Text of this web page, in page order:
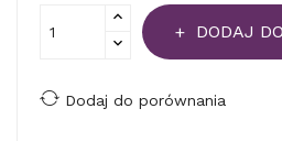
DODAJ
Dodaj do porównania